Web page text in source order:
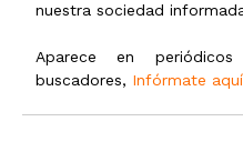
nuestra sociedad
Aparece en
buscadores, Infórmate